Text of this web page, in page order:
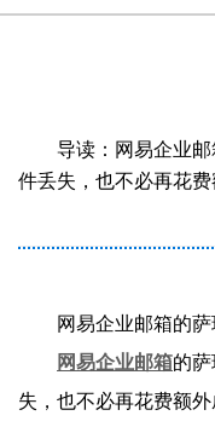
导读：网易企业
件丢失，也不必再花费
网易企业邮箱的
网易企业邮箱的
失，也不必再花费额外